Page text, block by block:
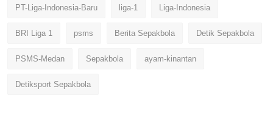
PT-Liga-Indonesia-Baru liga-1 Liga-Indonesia
BRI Liga 1 psms Berita Sepakbola Detik Sepakbola
PSMS-Medan Sepakbola ayam-kinantan
Detiksport Sepakbola